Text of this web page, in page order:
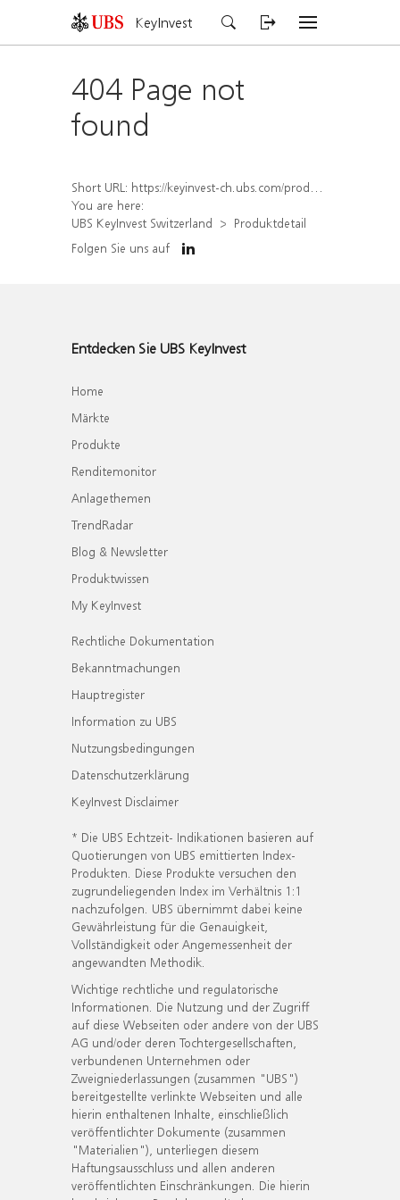
KeyInvest
404 Page not
found
Short URL: https://keyinvest-ch.ubs.com/produkt/detail/index/isin/CH1570360292
You are here:
UBS KeyInvest Switzerland
Produktdetail
Folgen Sie uns auf
Entdecken Sie UBS KeyInvest
Home
Märkte
Produkte
Renditemonitor
Anlagethemen
TrendRadar
Blog & Newsletter
Produktwissen
My KeyInvest
Rechtliche Dokumentation
Bekanntmachungen
Hauptregister
Information zu UBS
Nutzungsbedingungen
Datenschutzerklärung
KeyInvest Disclaimer
* Die UBS Echtzeit- Indikationen basieren auf
Quotierungen von UBS emittierten Index-
Produkten. Diese Produkte versuchen den
zugrundeliegenden Index im Verhältnis 1:1
nachzufolgen. UBS übernimmt dabei keine
Gewährleistung für die Genauigkeit,
Vollständigkeit oder Angemessenheit der
angewandten Methodik.
Wichtige rechtliche und regulatorische
Informationen. Die Nutzung und der Zugriff
auf diese Webseiten oder andere von der UBS
AG und/oder deren Tochtergesellschaften,
verbundenen Unternehmen oder
Zweigniederlassungen (zusammen "UBS")
bereitgestellte verlinkte Webseiten und alle
hierin enthaltenen Inhalte, einschließlich
veröffentlichter Dokumente (zusammen
"Materialien"), unterliegen diesem
Haftungsausschluss und allen anderen
veröffentlichten Einschränkungen. Die hierin